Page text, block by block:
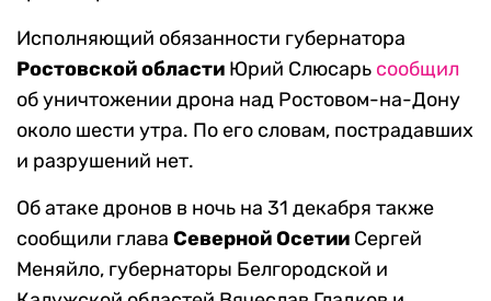
Исполняющий обязанности губернатора
Ростовской области Юрий Слюсарь сообщил
об уничтожении дрона над Ростовом-на-Дону
около шести утра. По его словам, пострадавших
и разрушений нет.
Об атаке дронов в ночь на 31 декабря также
сообщили глава Северной Осетии Сергей
Меняйло, губернаторы Белгородской и